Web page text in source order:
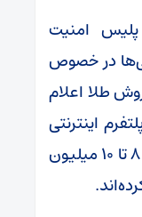
امنیت
در خصوص
طلا اعلام
شرکت و پلتفرم اینترنتی
در این زمینه فعال هستند و بین ۸ تا ۱۰ میلیون